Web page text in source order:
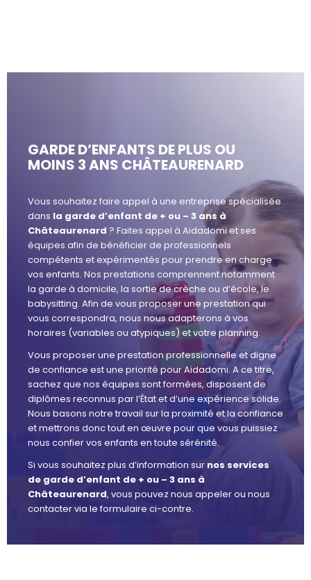
GARDE D’ENFANTS DE PLUS OU
MOINS 3 ANS CHÂTEAURENARD
Vous souhaitez faire appel à une entreprise spécialisée
dans la garde d’enfant de + ou – 3 ans à
Châteaurenard ? Faites appel à Aidadomi et ses
équipes afin de bénéficier de professionnels
compétents et expérimentés pour prendre en charge
vos enfants. Nos prestations comprennent notamment
la garde à domicile, la sortie de crèche ou d’école, le
babysitting. Afin de vous proposer une prestation qui
vous correspondra, nous nous adapterons à vos
horaires (variables ou atypiques) et votre planning.
Vous proposer une prestation professionnelle et digne
de confiance est une priorité pour Aidadomi. A ce titre,
sachez que nos équipes sont formées, disposent de
diplômes reconnus par l’État et d’une expérience solide.
Nous basons notre travail sur la proximité et la confiance
et mettrons donc tout en œuvre pour que vous puissiez
nous confier vos enfants en toute sérénité.
Si vous souhaitez plus d’information sur nos services
de garde d’enfant de + ou – 3 ans à
Châteaurenard, vous pouvez nous appeler ou nous
contacter via le formulaire ci-contre.